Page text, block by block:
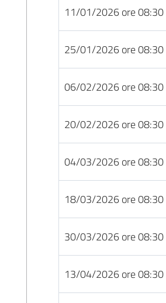
11/01/2026 ore 08:30
25/01/2026 ore 08:30
06/02/2026 ore 08:30
20/02/2026 ore 08:30
04/03/2026 ore 08:30
18/03/2026 ore 08:30
30/03/2026 ore 08:30
13/04/2026 ore 08:30